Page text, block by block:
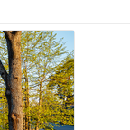
blv., Valguma,
projekts, interjers